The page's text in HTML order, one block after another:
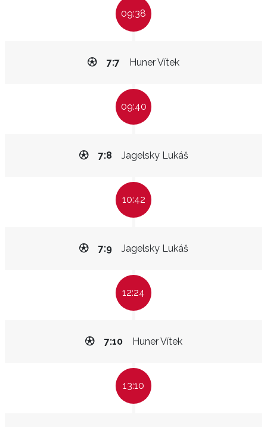
09:38
Huner Vítek
7:7
09:40
Jagelsky Lukáš
7:8
10:42
Jagelsky Lukáš
7:9
12:24
Huner Vítek
7:10
13:10